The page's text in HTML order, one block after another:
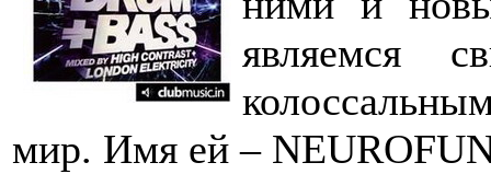
являемся
мир. Имя ей –